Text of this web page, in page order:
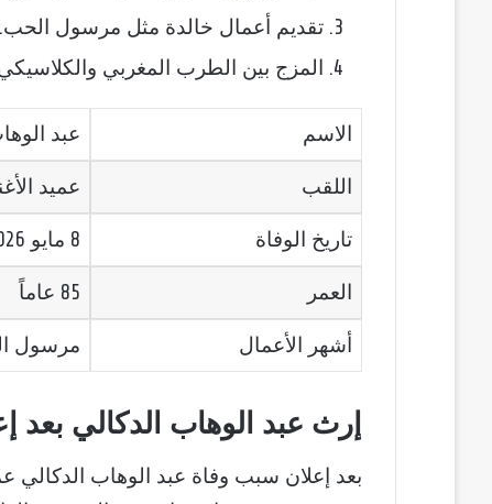
تقديم أعمال خالدة مثل مرسول الحب.
المزج بين الطرب المغربي
الاسم عبد
اللقب عميد
تاريخ الوفاة 8 مايو 2026
العمر 85 عاماً
أشهر الأعمال مرسول
إرث عبد الوهاب الدكالي بعد
بعد إعلان سبب وفاة عبد الوهاب الدكالي